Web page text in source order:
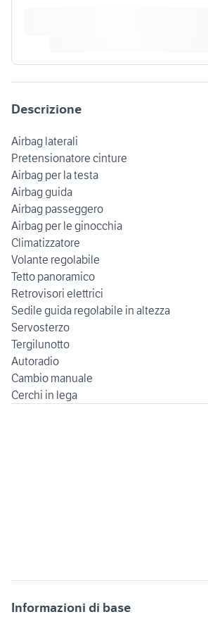
Descrizione
Airbag laterali
Pretensionatore cinture
Airbag per la testa
Airbag guida
Airbag passeggero
Airbag per le ginocchia
Climatizzatore
Volante regolabile
Tetto panoramico
Retrovisori elettrici
Sedile guida regolabile in altezza
Servosterzo
Tergilunotto
Autoradio
Cambio manuale
Informazioni di base